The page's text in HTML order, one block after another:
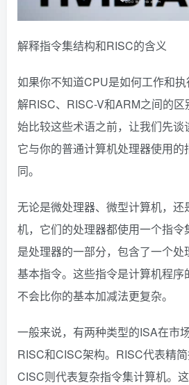
解释指令集结构和RISC的含义
如果你不知道CPU是如何工作和
解RISC、RISC-V和ARM之间的
始比较这些术语之前，让我们先谈
它与你的普通计算机处理器使用的
同。
无论是微处理器、微型计算机，还
机，它们的处理器都使用一个指令
是处理器的一部分，包含了一个处
基本指令。这些指令是计算机程序
不会比你的基本加减法更复杂。
一般来说，有两种类型的ISA在市
RISC和CISC架构。RISC代表精
CISC则代表复杂指令集计算机。